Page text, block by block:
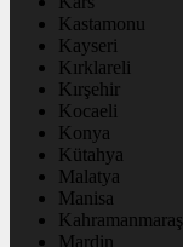
Kastamonu
Kayseri
Kırklareli
Kırşehir
Kocaeli
Konya
Kütahya
Malatya
Manisa
Kahramanmaraş
Mardin